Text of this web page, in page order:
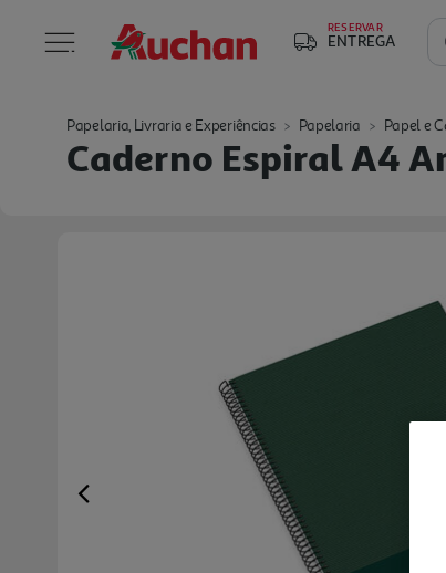
RESERVAR
ENTREGA
Papelaria, Livraria e Experiências Papelaria Papel e
Caderno Espiral A4
Previous